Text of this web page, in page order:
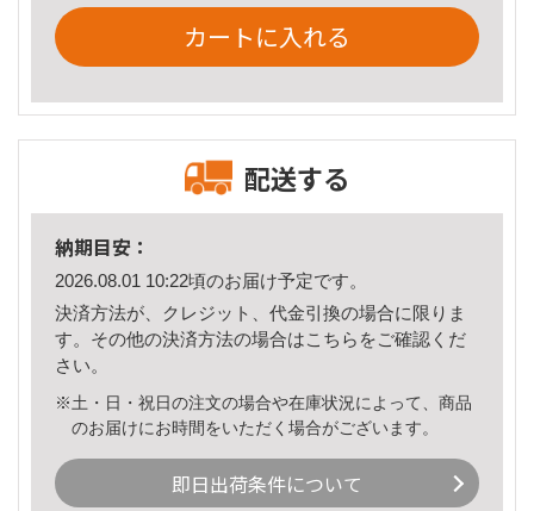
カートに入れる
配送する
納期目安：
2026.08.01 10:22頃のお届け予定です。
決済方法が、クレジット、代金引換の場合に限りま
す。その他の決済方法の場合はこちら をご確認くだ
さい。
※土・日・祝日の注文の場合や在庫状況によって、商品
のお届けにお時間をいただく場合がございます。
即日出荷条件について